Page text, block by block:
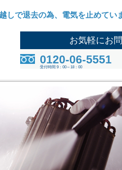
しで退去の為、電気を止めてい
お気軽にお
0120-06-5551
受付時間 9：00～18：00